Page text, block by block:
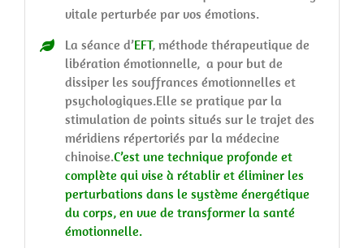
vitale perturbée par vos émotions.
La séance d’EFT, méthode thérapeutique de
libération émotionnelle, a pour but de
dissiper les souffrances émotionnelles et
psychologiques.Elle se pratique par la
stimulation de points situés sur le trajet des
méridiens répertoriés par la médecine
chinoise.C’est une technique profonde et
complète qui vise à rétablir et éliminer les
perturbations dans le système énergétique
du corps, en vue de transformer la santé
émotionnelle.